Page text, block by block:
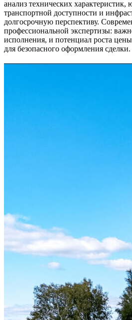
анализ технических характеристик,
транспортной доступности и
долгосрочную перспективу.
профессиональной экспертизы:
исполнения, и потенциал роста
для безопасного оформления сделки.